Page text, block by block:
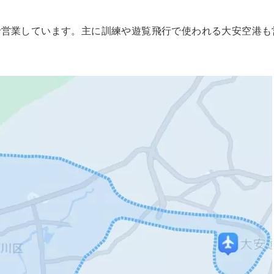
業しています。主に訓練や遊覧飛行で使われる大安空港も